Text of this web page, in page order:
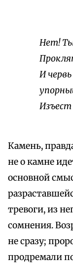
Нет!
И
Камень,
не о камне
основной
тревоги, из
сомнения.
не сразу;
продремали